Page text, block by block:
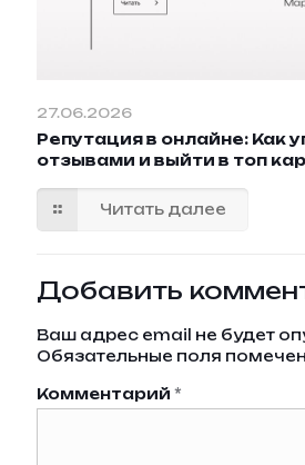
27.06.2026
Репутация в онлайне: Как
отзывами и выйти в топ
Читать далее
Добавить
Ваш адрес email не будет
Обязательные поля
Комментарий *